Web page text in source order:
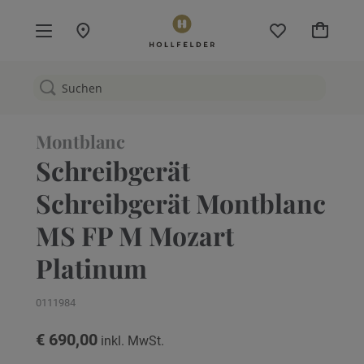
Mein
Montblanc
Schreibgerät
Schreibgerät Montblanc
MS FP M Mozart
Platinum
0111984
€ 690,00